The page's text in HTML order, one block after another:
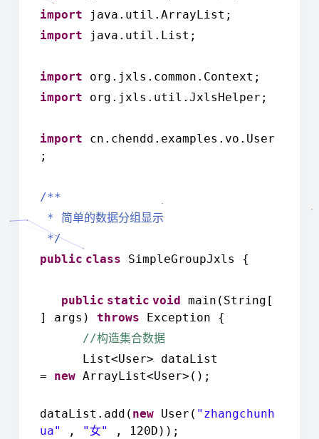
import java.util.ArrayList;
import java.util.List;
import org.jxls.common.Context;
import org.jxls.util.JxlsHelper;
import cn.chendd.examples.vo.User
;
/**
*
简单的数据分组显示
*/
public class SimpleGroupJxls {
public static void
main(String[
] args) throws Exception {
//构造集合数据
List<User> dataList
= new ArrayList<User>();
dataList.add( new User( "zhangchunh
ua"
, " 女" , 120D));